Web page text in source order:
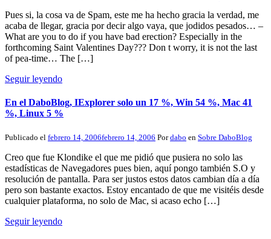
Pues si, la cosa va de Spam, este me ha hecho gracia la verdad, me
acaba de llegar, gracia por decir algo vaya, que jodidos pesados… –
What are you to do if you have bad erection? Especially in the
forthcoming Saint Valentines Day??? Don t worry, it is not the last
of pea-time… The […]
Seguir leyendo
En el DaboBlog, IExplorer solo un 17 %, Win 54 %, Mac 41
%, Linux 5 %
Publicado el febrero 14, 2006febrero 14, 2006 Pordabo en Sobre DaboBlog
Creo que fue Klondike el que me pidió que pusiera no solo las
estadísticas de Navegadores pues bien, aquí pongo también S.O y
resolución de pantalla. Para ser justos estos datos cambian día a día
pero son bastante exactos. Estoy encantado de que me visitéis desde
cualquier plataforma, no solo de Mac, si acaso echo […]
Seguir leyendo